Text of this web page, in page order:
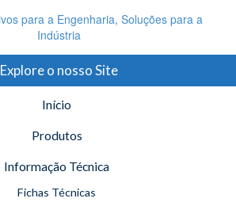
Explore o nosso Site
Início
Produtos
Informação Técnica
Fichas Técnicas